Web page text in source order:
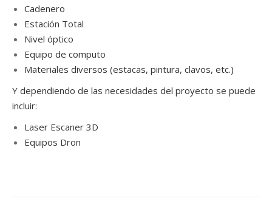
Cadenero
Estación Total
Nivel óptico
Equipo de computo
Materiales diversos (estacas, pintura, clavos, etc.)
Y dependiendo de las necesidades del proyecto se puede
incluir:
Laser Escaner 3D
Equipos Dron